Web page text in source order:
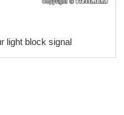
light block signal